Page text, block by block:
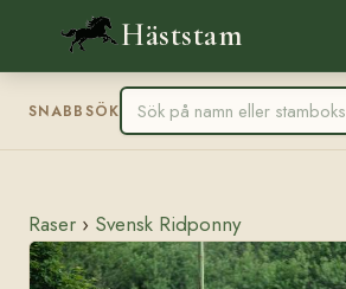
Häststam
SNABBSÖK
Raser › Svensk Ridponny